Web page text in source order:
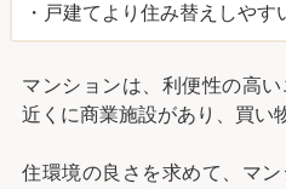
・戸建てより住み替えしやす
マンションは、利便性の高い
近くに商業施設があり、買い
住環境の良さを求めて、マ